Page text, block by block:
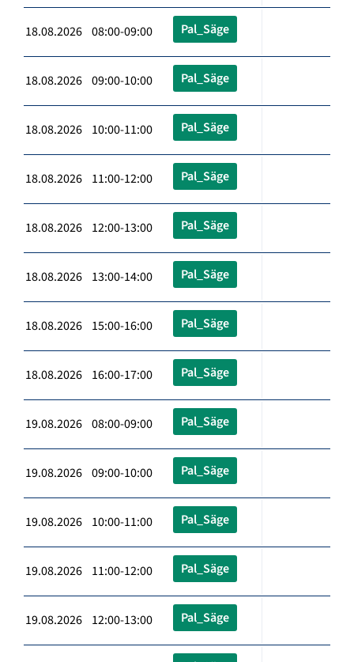
18.08.2026 08:00-09:00 Pal_Säge
18.08.2026 09:00-10:00 Pal_Säge
18.08.2026 10:00-11:00 Pal_Säge
18.08.2026 11:00-12:00 Pal_Säge
18.08.2026 12:00-13:00 Pal_Säge
18.08.2026 13:00-14:00 Pal_Säge
18.08.2026 15:00-16:00 Pal_Säge
18.08.2026 16:00-17:00 Pal_Säge
19.08.2026 08:00-09:00 Pal_Säge
19.08.2026 09:00-10:00 Pal_Säge
19.08.2026 10:00-11:00 Pal_Säge
19.08.2026 11:00-12:00 Pal_Säge
19.08.2026 12:00-13:00 Pal_Säge